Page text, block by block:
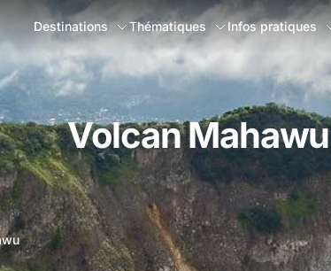
Destinations Thématiques Infos pratiques
Volcan Mahawu